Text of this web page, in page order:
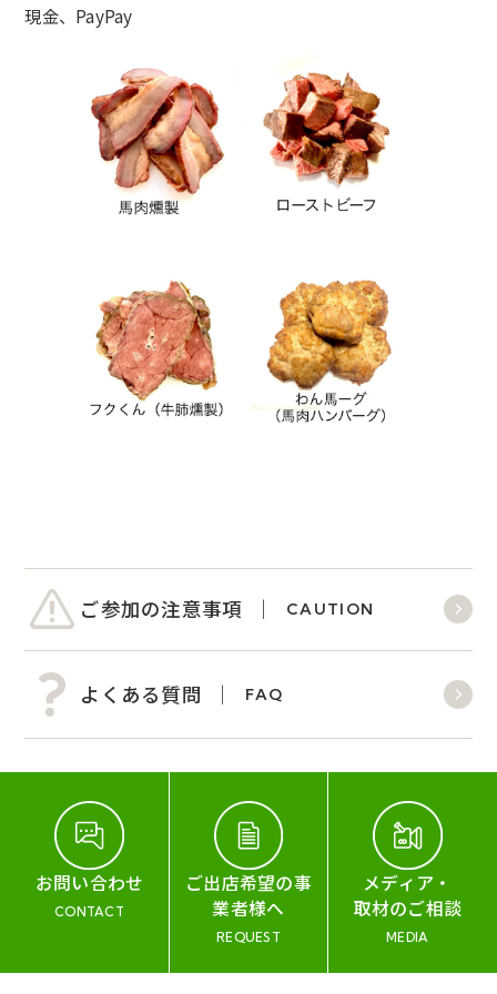
現金、PayPay
ご参加の注意事項 CAUTION
よくある質問 FAQ
お問い合わせ
CONTACT
ご出店希望の事
業者様へ
REQUEST
メディア・
取材のご相談
MEDIA